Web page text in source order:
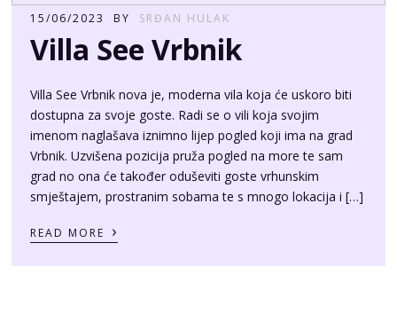
15/06/2023 BY SRĐAN HULAK
Villa See Vrbnik
Villa See Vrbnik nova je, moderna vila koja će uskoro biti
dostupna za svoje goste. Radi se o vili koja svojim
imenom naglašava iznimno lijep pogled koji ima na grad
Vrbnik. Uzvišena pozicija pruža pogled na more te sam
grad no ona će također oduševiti goste vrhunskim
smještajem, prostranim sobama te s mnogo lokacija i […]
READ MORE ›